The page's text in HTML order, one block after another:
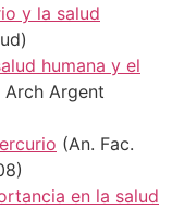
y la salud
humana y el
Argent
(An. Fac.
en la salud